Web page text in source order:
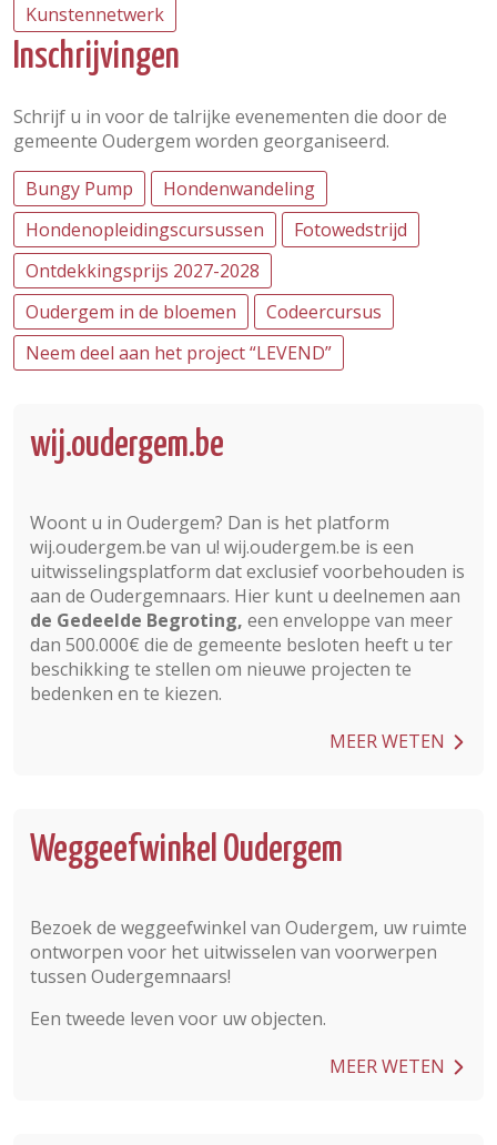
Kunstennetwerk
Inschrijvingen
Schrijf u in voor de talrijke evenementen die door de
gemeente Oudergem worden georganiseerd.
Bungy Pump
Hondenwandeling
Hondenopleidingscursussen
Fotowedstrijd
Ontdekkingsprijs 2027-2028
Oudergem in de bloemen
Codeercursus
Neem deel aan het project “LEVEND”
wij.oudergem.be
Woont u in Oudergem? Dan is het platform
wij.oudergem.be van u! wij.oudergem.be is een
uitwisselingsplatform dat exclusief voorbehouden is
aan de Oudergemnaars. Hier kunt u deelnemen aan
de Gedeelde Begroting, een enveloppe van meer
dan 500.000€ die de gemeente besloten heeft u ter
beschikking te stellen om nieuwe projecten te
bedenken en te kiezen.
MEER WETEN
Weggeefwinkel Oudergem
Bezoek de weggeefwinkel van Oudergem, uw ruimte
ontworpen voor het uitwisselen van voorwerpen
tussen Oudergemnaars!
Een tweede leven voor uw objecten.
MEER WETEN